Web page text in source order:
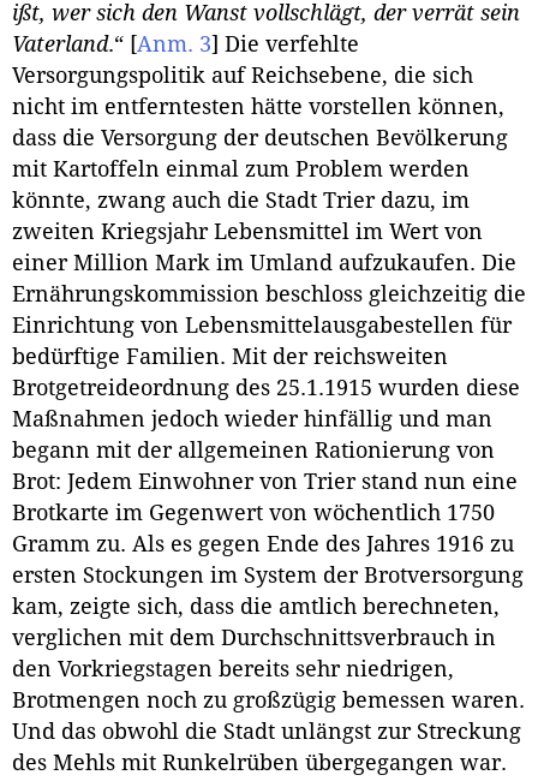
ißt, wer sich den Wanst vollschlägt, der verrät sein
Vaterland.“ [Anm. 3] Die verfehlte
Versorgungspolitik auf Reichsebene, die sich
nicht im entferntesten hätte vorstellen können,
dass die Versorgung der deutschen Bevölkerung
mit Kartoffeln einmal zum Problem werden
könnte, zwang auch die Stadt Trier dazu, im
zweiten Kriegsjahr Lebensmittel im Wert von
einer Million Mark im Umland aufzukaufen. Die
Ernährungskommission beschloss gleichzeitig die
Einrichtung von Lebensmittelausgabestellen für
bedürftige Familien. Mit der reichsweiten
Brotgetreideordnung des 25.1.1915 wurden diese
Maßnahmen jedoch wieder hinfällig und man
begann mit der allgemeinen Rationierung von
Brot: Jedem Einwohner von Trier stand nun eine
Brotkarte im Gegenwert von wöchentlich 1750
Gramm zu. Als es gegen Ende des Jahres 1916 zu
ersten Stockungen im System der Brotversorgung
kam, zeigte sich, dass die amtlich berechneten,
verglichen mit dem Durchschnittsverbrauch in
den Vorkriegstagen bereits sehr niedrigen,
Brotmengen noch zu großzügig bemessen waren.
Und das obwohl die Stadt unlängst zur Streckung
des Mehls mit Runkelrüben übergegangen war.